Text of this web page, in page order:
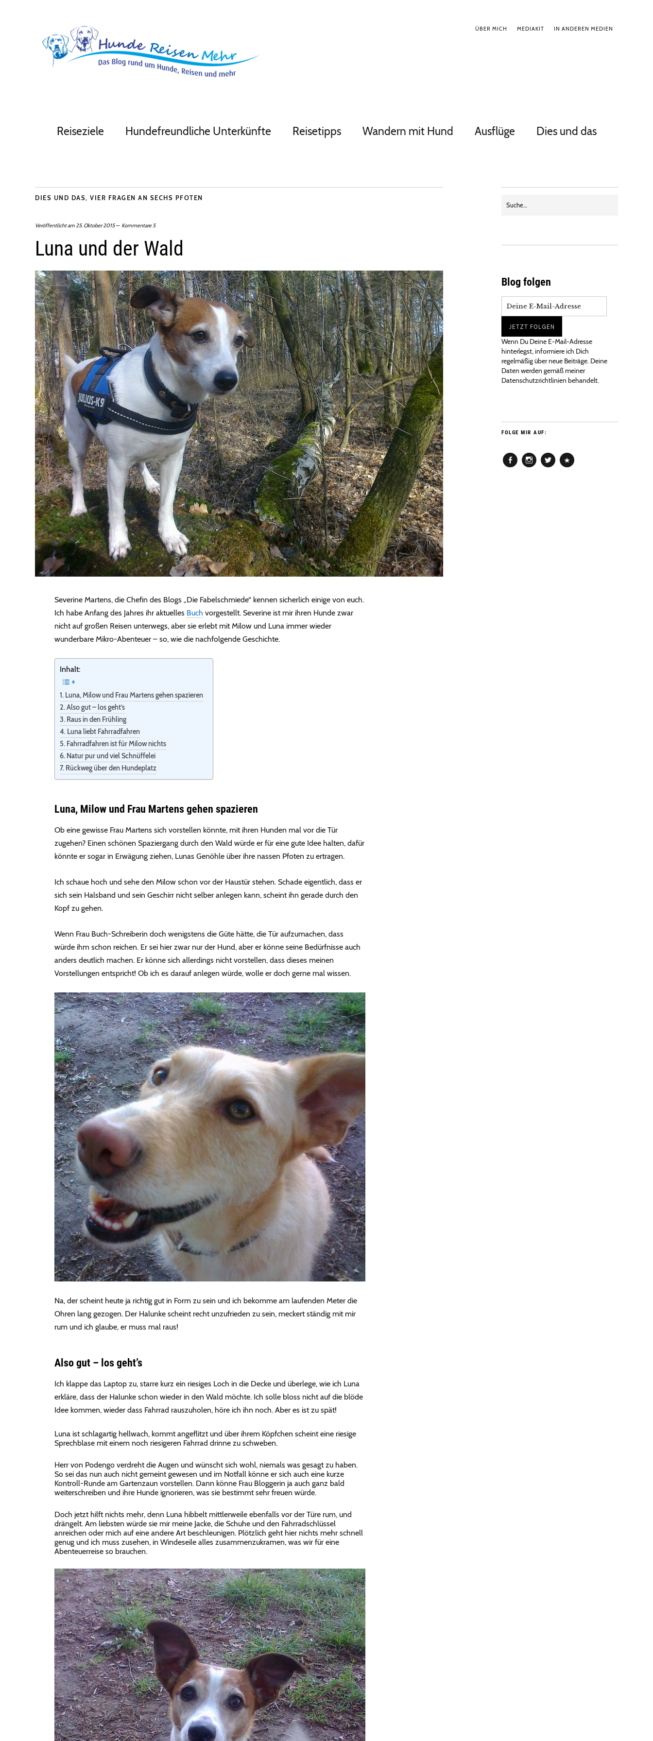
ÜBER MICH MEDIAKIT IN ANDEREN MEDIEN
Reiseziele Hundefreundliche Unterkünfte Reisetipps Wandern mit Hund Ausflüge Dies und das
DIES UND DAS, VIER FRAGEN AN SECHS PFOTEN
Veröffentlicht am 25. Oktober 2015 Kommentare 5
Luna und der Wald
Severine Martens, die Chefin des Blogs „Die Fabelschmiede“ kennen sicherlich einige von euch.
Ich habe Anfang des Jahres ihr aktuelles Buch vorgestellt. Severine ist mir ihren Hunde zwar
nicht auf großen Reisen unterwegs, aber sie erlebt mit Milow und Luna immer wieder
wunderbare Mikro-Abenteuer – so, wie die nachfolgende Geschichte.
Inhalt:
Luna, Milow und Frau Martens gehen spazieren
Also gut – los geht’s
Raus in den Frühling
Luna liebt Fahrradfahren
Fahrradfahren ist für Milow nichts
Natur pur und viel Schnüffelei
Rückweg über den Hundeplatz
Luna, Milow und Frau Martens gehen spazieren
Ob eine gewisse Frau Martens sich vorstellen könnte, mit ihren Hunden mal vor die Tür
zugehen? Einen schönen Spaziergang durch den Wald würde er für eine gute Idee halten, dafür
könnte er sogar in Erwägung ziehen, Lunas Genöhle über ihre nassen Pfoten zu ertragen.
Ich schaue hoch und sehe den Milow schon vor der Haustür stehen. Schade eigentlich, dass er
sich sein Halsband und sein Geschirr nicht selber anlegen kann, scheint ihn gerade durch den
Kopf zu gehen.
Wenn Frau Buch-Schreiberin doch wenigstens die Güte hätte, die Tür aufzumachen, dass
würde ihm schon reichen. Er sei hier zwar nur der Hund, aber er könne seine Bedürfnisse auch
anders deutlich machen. Er könne sich allerdings nicht vorstellen, dass dieses meinen
Vorstellungen entspricht! Ob ich es darauf anlegen würde, wolle er doch gerne mal wissen.
Na, der scheint heute ja richtig gut in Form zu sein und ich bekomme am laufenden Meter die
Ohren lang gezogen. Der Halunke scheint recht unzufrieden zu sein, meckert ständig mit mir
rum und ich glaube, er muss mal raus!
Also gut – los geht’s
Ich klappe das Laptop zu, starre kurz ein riesiges Loch in die Decke und überlege, wie ich Luna
erkläre, dass der Halunke schon wieder in den Wald möchte. Ich solle bloss nicht auf die blöde
Idee kommen, wieder dass Fahrrad rauszuholen, höre ich ihn noch. Aber es ist zu spät!
Luna ist schlagartig hellwach, kommt angeflitzt und über ihrem Köpfchen scheint eine riesige
Sprechblase mit einem noch riesigeren Fahrrad drinne zu schweben.
Herr von Podengo verdreht die Augen und wünscht sich wohl, niemals was gesagt zu haben.
So sei das nun auch nicht gemeint gewesen und im Notfall könne er sich auch eine kurze
Kontroll-Runde am Gartenzaun vorstellen. Dann könne Frau Bloggerin ja auch ganz bald
weiterschreiben und ihre Hunde ignorieren, was sie bestimmt sehr freuen würde.
Doch jetzt hilft nichts mehr, denn Luna hibbelt mittlerweile ebenfalls vor der Türe rum, und
drängelt. Am liebsten würde sie mir meine Jacke, die Schuhe und den Fahrradschlüssel
anreichen oder mich auf eine andere Art beschleunigen. Plötzlich geht hier nichts mehr schnell
genug und ich muss zusehen, in Windeseile alles zusammenzukramen, was wir für eine
Abenteuerreise so brauchen.
Blog folgen
Wenn Du Deine E-Mail-Adresse
hinterlegst, informiere ich Dich
regelmäßig über neue Beiträge. Deine
Daten werden gemäß meiner
Datenschutzrichtlinien behandelt.
FOLGE MIR AUF: